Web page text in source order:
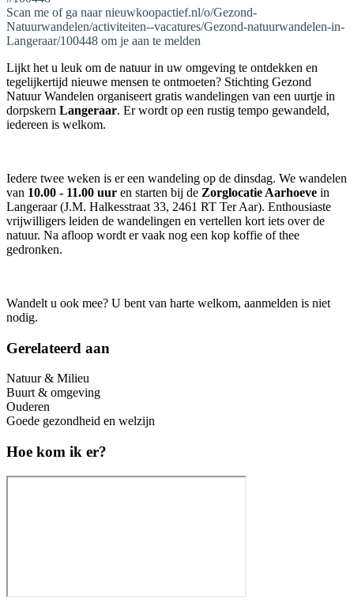
Scan me of ga naar nieuwkoopactief.nl/o/Gezond-
Natuurwandelen/activiteiten--vacatures/Gezond-natuurwandelen-in-
Langeraar/100448 om je aan te melden
Lijkt het u leuk om de natuur in uw omgeving te ontdekken en
tegelijkertijd nieuwe mensen te ontmoeten? Stichting Gezond
Natuur Wandelen organiseert gratis wandelingen van een uurtje in
dorpskern Langeraar. Er wordt op een rustig tempo gewandeld,
iedereen is welkom.
Iedere twee weken is er een wandeling op de dinsdag. We wandelen
van 10.00 - 11.00 uur en starten bij de Zorglocatie Aarhoeve in
Langeraar (J.M. Halkesstraat 33, 2461 RT Ter Aar). Enthousiaste
vrijwilligers leiden de wandelingen en vertellen kort iets over de
natuur. Na afloop wordt er vaak nog een kop koffie of thee
gedronken.
Wandelt u ook mee? U bent van harte welkom, aanmelden is niet
nodig.
Gerelateerd aan
Natuur & Milieu
Buurt & omgeving
Ouderen
Goede gezondheid en welzijn
Hoe kom ik er?